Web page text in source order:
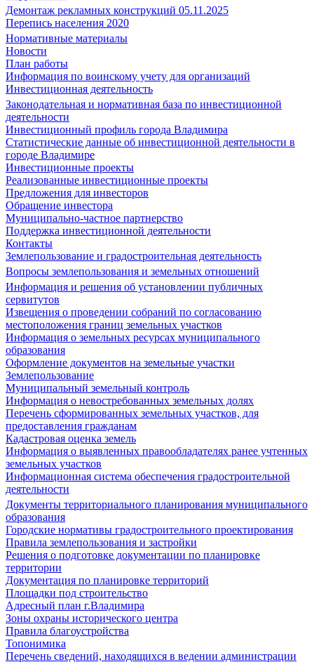
Демонтаж рекламных конструкций 05.11.2025
Перепись населения 2020
Нормативные материалы
Новости
План работы
Информация по воинскому учету для организаций
Инвестиционная деятельность
Законодательная и нормативная база по инвестиционной
деятельности
Инвестиционный профиль города Владимира
Статистические данные об инвестиционной деятельности в
городе Владимире
Инвестиционные проекты
Реализованные инвестиционные проекты
Предложения для инвесторов
Обращение инвестора
Муниципально-частное партнерство
Поддержка инвестиционной деятельности
Контакты
Землепользование и градостроительная деятельность
Вопросы землепользования и земельных отношений
Информация и решения об установлении публичных
сервитутов
Извещения о проведении собраний по согласованию
местоположения границ земельных участков
Информация о земельных ресурсах муниципального
образования
Оформление документов на земельные участки
Землепользование
Муниципальный земельный контроль
Информация о невостребованных земельных долях
Перечень сформированных земельных участков, для
предоставления гражданам
Кадастровая оценка земель
Информация о выявленных правообладателях ранее учтенных
земельных участков
Информационная система обеспечения градостроительной
деятельности
Документы территориального планирования муниципального
образования
Городские нормативы градостроительного проектирования
Правила землепользования и застройки
Решения о подготовке документации по планировке
территории
Документация по планировке территорий
Площадки под строительство
Адресный план г.Владимира
Зоны охраны исторического центра
Правила благоустройства
Топонимика
Перечень сведений, находящихся в ведении администрации